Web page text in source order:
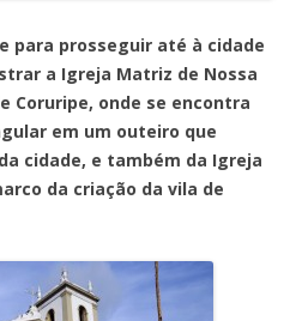
para prosseguir até à cidade
a Igreja Matriz de Nossa
Coruripe, onde se encontra
em um outeiro que
cidade, e também da Igreja
da criação da vila de